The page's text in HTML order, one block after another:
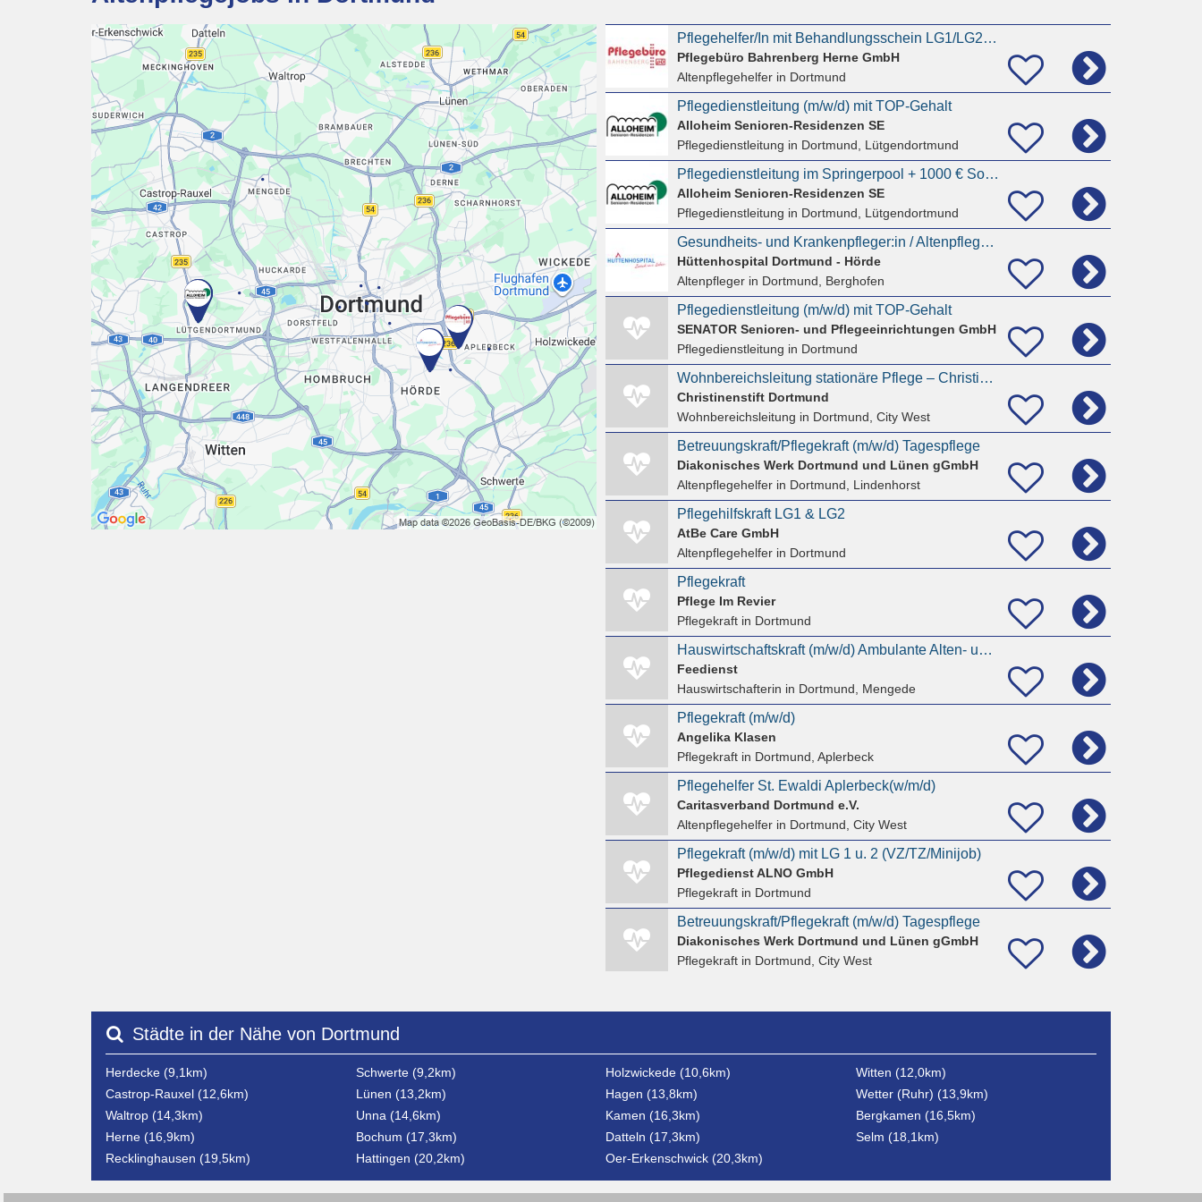
Pflegehelfer/In mit Behandlungsschein LG1/LG2 (m/w/d) in Dortmund-Mitte gesucht
Pflegebüro Bahrenberg Herne GmbH
Altenpflegehelferin Dortmund
Pflegedienstleitung (m/w/d) mit TOP-Gehalt
Alloheim Senioren-Residenzen SE
Pflegedienstleitung in Dortmund, Lütgendortmund
Pflegedienstleitung im Springerpool + 1000 € Sondervergütung + Dienstwagen (m/w/d)
Alloheim Senioren-Residenzen SE
Pflegedienstleitung in Dortmund, Lütgendortmund
Gesundheits- und Krankenpfleger:in / Altenpfleger:in (m/w/d) für unsere Normalstationen
Hüttenhospital Dortmund - Hörde
Altenpflegerin Dortmund, Berghofen
Pflegedienstleitung (m/w/d) mit TOP-Gehalt
SENATOR Senioren- und Pflegeeinrichtungen GmbH
Pflegedienstleitung in Dortmund
Wohnbereichsleitung stationäre Pflege – Christinenstift Dortmund (m/w/d)
Christinenstift Dortmund
Wohnbereichsleitung in Dortmund, City West
Betreuungskraft/Pflegekraft (m/w/d) Tagespflege
Diakonisches Werk Dortmund und Lünen gGmbH
Altenpflegehelferin Dortmund, Lindenhorst
Pflegehilfskraft LG1 & LG2
AtBe Care GmbH
Altenpflegehelferin Dortmund
Pflegekraft
Pflege Im Revier
Pflegekraftin Dortmund
Hauswirtschaftskraft (m/w/d) Ambulante Alten- und Krankenpflege
Feedienst
Hauswirtschafterin in Dortmund, Mengede
Pflegekraft (m/w/d)
Angelika Klasen
Pflegekraftin Dortmund, Aplerbeck
Pflegehelfer St. Ewaldi Aplerbeck(w/m/d)
Caritasverband Dortmund e.V.
Altenpflegehelferin Dortmund, City West
Pflegekraft (m/w/d) mit LG 1 u. 2 (VZ/TZ/Minijob)
Pflegedienst ALNO GmbH
Pflegekraftin Dortmund
Betreuungskraft/Pflegekraft (m/w/d) Tagespflege
Diakonisches Werk Dortmund und Lünen gGmbH
Pflegekraftin Dortmund, City West
Städte in der Nähe von Dortmund
Herdecke (9,1km) Schwerte (9,2km) Holzwickede (10,6km)
Witten (12,0km)
Castrop-Rauxel (12,6km)
Lünen (13,2km) Hagen (13,8km)
Wetter (Ruhr) (13,9km)
Waltrop (14,3km)
Unna (14,6km) Kamen (16,3km)
Bergkamen (16,5km)
Herne (16,9km)
Bochum (17,3km) Datteln (17,3km)
Selm (18,1km)
Recklinghausen (19,5km)
Hattingen (20,2km) Oer-Erkenschwick (20,3km)